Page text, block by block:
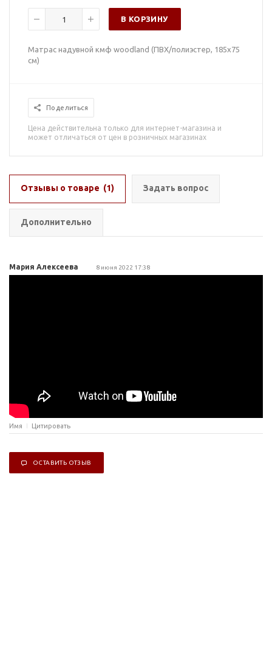
В КОРЗИНУ
Матрас надувной кмф woodland (ПВХ/полиэстер, 185х75
см)
Поделиться
Цена действительна только для интернет-магазина и
может отличаться от цен в розничных магазинах
Отзывы о товаре (1) Задать вопрос
Дополнительно
Мария Алексеева 8 июня 2022 17:38
Имя Цитировать
ОСТАВИТЬ ОТЗЫВ